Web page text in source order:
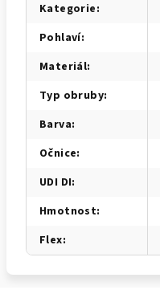
Kategorie:
Pohlaví:
Materiál:
Typ obruby:
Barva:
Očnice:
UDI DI:
Hmotnost:
Flex: